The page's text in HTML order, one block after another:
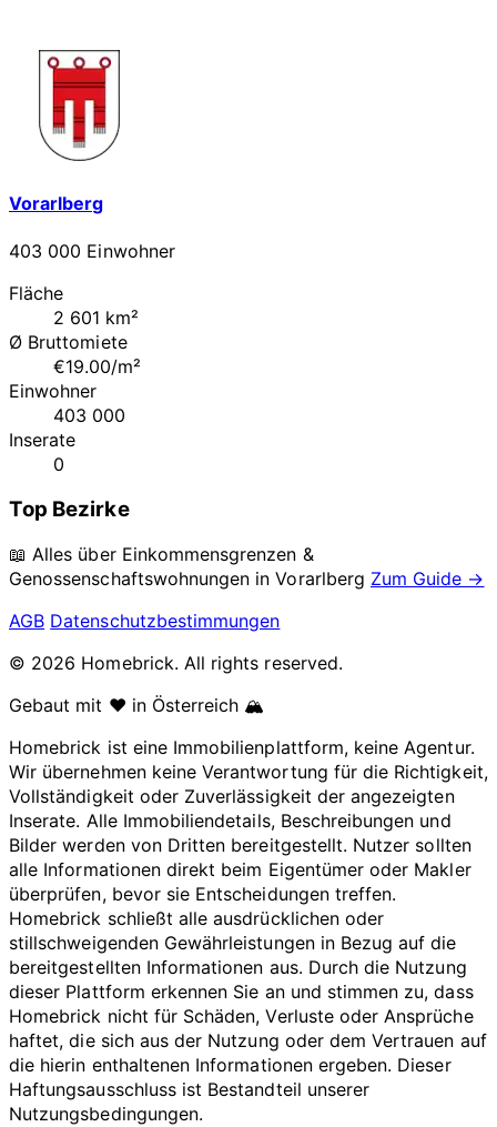
Vorarlberg
403 000 Einwohner
Fläche
2 601 km²
Ø Bruttomiete
€19.00/m²
Einwohner
403 000
Inserate
0
Top Bezirke
📖 Alles über Einkommensgrenzen &
Genossenschaftswohnungen inVorarlberg Zum Guide →
AGB Datenschutzbestimmungen
© 2026 Homebrick. All rights reserved.
Gebaut mit ❤️ in Österreich 🏔️
Homebrick ist eine Immobilienplattform, keine Agentur.
Wir übernehmen keine Verantwortung für die Richtigkeit,
Vollständigkeit oder Zuverlässigkeit der angezeigten
Inserate. Alle Immobiliendetails, Beschreibungen und
Bilder werden von Dritten bereitgestellt. Nutzer sollten
alle Informationen direkt beim Eigentümer oder Makler
überprüfen, bevor sie Entscheidungen treffen.
Homebrick schließt alle ausdrücklichen oder
stillschweigenden Gewährleistungen in Bezug auf die
bereitgestellten Informationen aus. Durch die Nutzung
dieser Plattform erkennen Sie an und stimmen zu, dass
Homebrick nicht für Schäden, Verluste oder Ansprüche
haftet, die sich aus der Nutzung oder dem Vertrauen auf
die hierin enthaltenen Informationen ergeben. Dieser
Haftungsausschluss ist Bestandteil unserer
Nutzungsbedingungen.